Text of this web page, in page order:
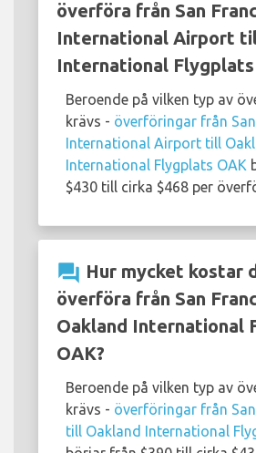
överföra från San
International Airport
International Flygplats
Beroende på vilken typ av
krävs - överföringar från
International Airport till
International Flygplats OAK
$430 till cirka $468 per
question_answer Hur mycket kostar
överföra från San
Oakland International
OAK?
Beroende på vilken typ av
krävs - överföringar från
till Oakland International